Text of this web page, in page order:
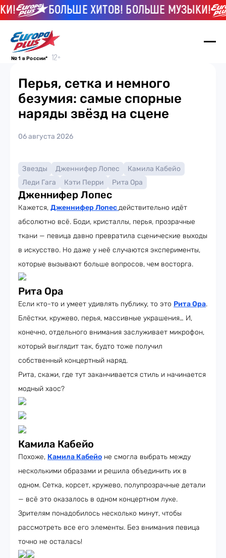
БОЛЬШЕ ХИТОВ! БОЛЬШЕ МУЗЫКИ!
№ 1 в России*
Перья, сетка и немного
безумия: самые спорные
наряды звёзд на сцене
06 августа 2026
Звезды Дженнифер Лопес
Камила Кабейо
Леди Гага
Кэти Перри Рита Ора
Дженнифер Лопес
Кажется, Дженнифер Лопесдействительно идёт
абсолютно всё. Боди, кристаллы, перья, прозрачные
ткани — певица давно превратила сценические выходы
в искусство. Но даже у неё случаются эксперименты,
которые вызывают больше вопросов, чем восторга.
Рита Ора
Если кто-то и умеет удивлять публику, то это Рита Ора.
Блёстки, кружево, перья, массивные украшения… И,
конечно, отдельного внимания заслуживает микрофон,
который выглядит так, будто тоже получил
собственный концертный наряд.
Рита, скажи, где тут заканчивается стиль и начинается
модный хаос?
Камила Кабейо
Похоже, Камила Кабейо не смогла выбрать между
несколькими образами и решила объединить их в
одном. Сетка, корсет, кружево, полупрозрачные детали
— всё это оказалось в одном концертном луке.
Зрителям понадобилось несколько минут, чтобы
рассмотреть все его элементы. Без внимания певица
точно не осталась!